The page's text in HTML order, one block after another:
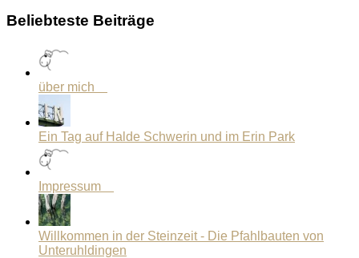
Beliebteste Beiträge
über mich
Ein Tag auf Halde Schwerin und im Erin Park
Impressum
Willkommen in der Steinzeit - Die Pfahlbauten von
Unteruhldingen